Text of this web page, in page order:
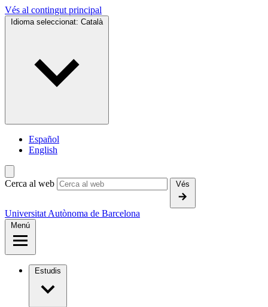
Vés al contingut principal
Idioma seleccionat: Català
Español
English
Cerca al web Vés
Universitat Autònoma de Barcelona
Menú
Estudis